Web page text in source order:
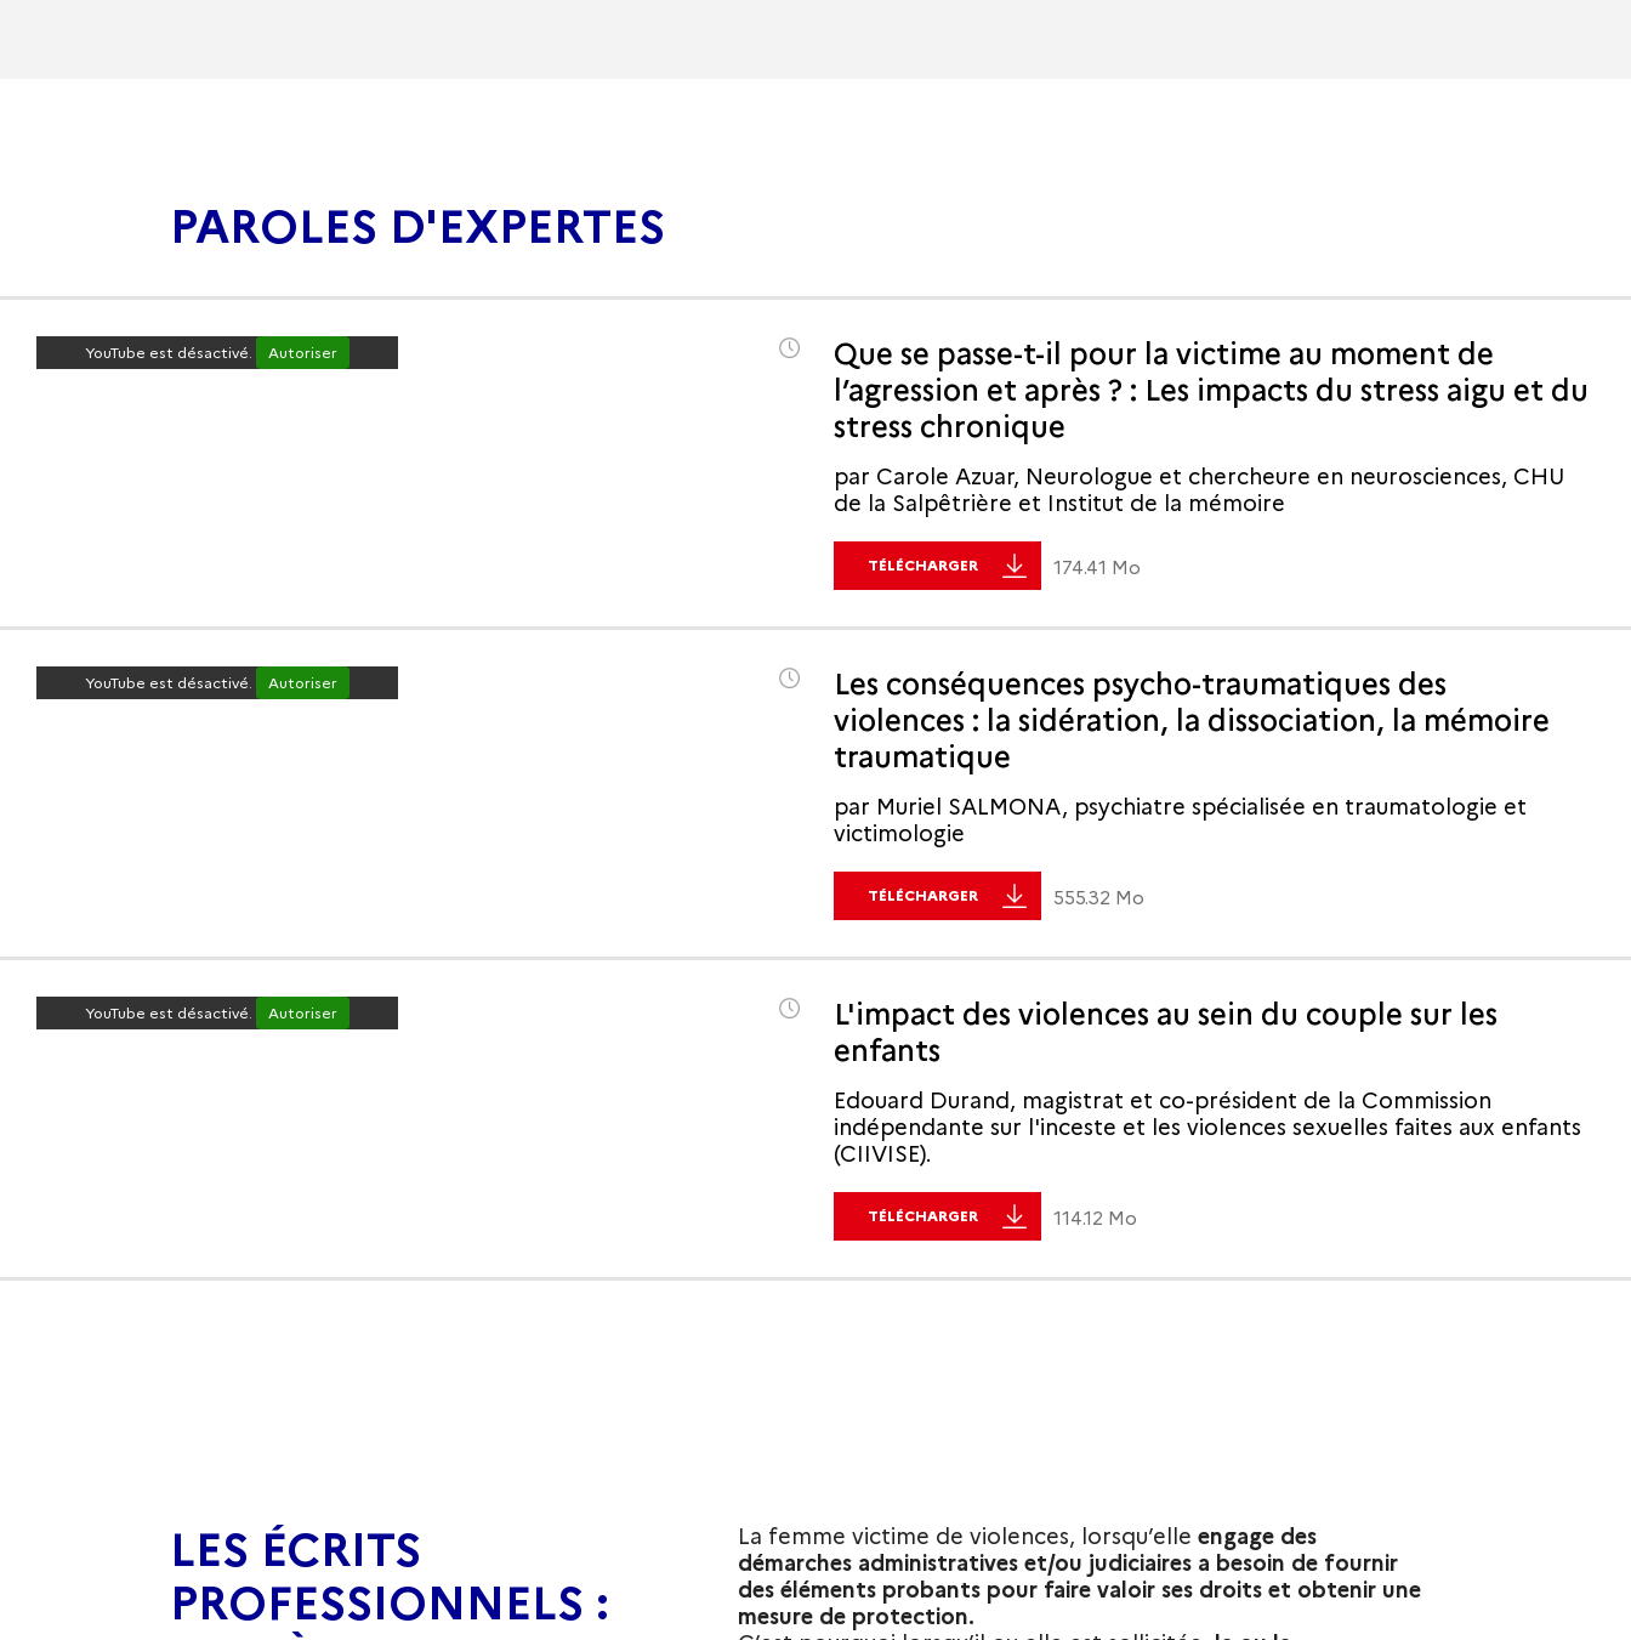
PAROLES D'EXPERTES
YouTube est désactivé. Autoriser
Que se passe-t-il pour la victime au moment de
l’agression et après ? : Les impacts du stress aigu et du
stress chronique
par Carole Azuar, Neurologue et chercheure en neurosciences, CHU
de la Salpêtrière et Institut de la mémoire
TÉLÉCHARGER 174.41 Mo
YouTube est désactivé. Autoriser
Les conséquences psycho-traumatiques des
violences : la sidération, la dissociation, la mémoire
traumatique
par Muriel SALMONA, psychiatre spécialisée en traumatologie et
victimologie
TÉLÉCHARGER 555.32 Mo
YouTube est désactivé. Autoriser
L'impact des violences au sein du couple sur les
enfants
Edouard Durand, magistrat et co-président de la Commission
indépendante sur l'inceste et les violences sexuelles faites aux enfants
(CIIVISE).
TÉLÉCHARGER 114.12 Mo
LES ÉCRITS
PROFESSIONNELS :
La femme victime de violences, lorsqu’elle engage des
démarches administratives et/ou judiciaires a besoin de fournir
des éléments probants pour faire valoir ses droits et obtenir une
mesure de protection.